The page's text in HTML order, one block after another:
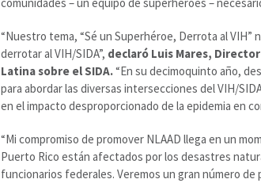
comunidades – un equipo de superhéroes –
“Nuestro tema, “Sé un Superhéroe, Derrota al
derrotar al VIH/SIDA”, declaró Luis Mares,
Latina sobre el SIDA.“En su decimoquinto año,
para abordar las diversas intersecciones del VIH/
en el impacto desproporcionado de la epidemia en
“Mi compromiso de promover NLAAD llega en un
Puerto Rico están afectados por los desastres
funcionarios federales. Veremos un gran número